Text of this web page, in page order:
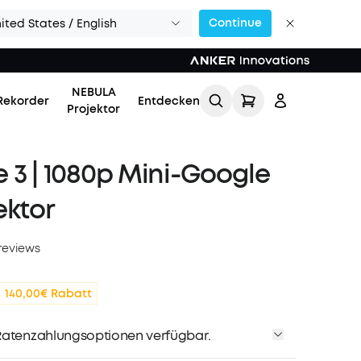
States / English Continue
NEBULA
Projektor
Entdecken
Meine Bestellung
Lade Freunde ein & erhalte
3 | 1080p Mini-Google
140,00€ Rabatt
verfügbar.